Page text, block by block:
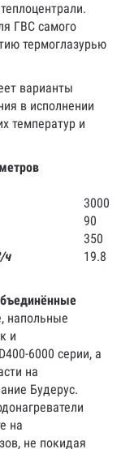
ГВС самого
термоглазурью
варианты
в исполнении
температур и
3000
90
350
ч
19.8
напольные
и
6000 серии, а
на
Будерус.
на
не покидая